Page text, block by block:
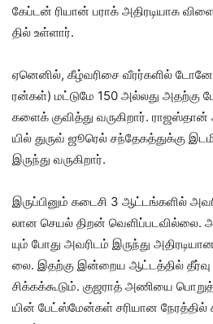
கேப்​டன் ரியான் பராக் அதிரடி​யாக
தில் உள்​ளார்.
ஏனெனில், கீழ்​வரிசை வீரர்​களில்
ரன்கள்) மட்​டுமே 150 அல்​லது அதற்கு
களைக் குவித்து வரு​கிறார்.
யில் துருவ் ஜூரெல் சந்​தேகத்​துக்கு
இருந்து வரு​கிறார்.
இருப்​பினும் கடைசி 3 ஆட்​டங்​களில்
லான செயல் திறன் வெளிப்​பட​வில்​லை.
யும் போது அவரிடம் இருந்து
லை. இதற்கு இன்​றைய ஆட்​டத்​தில் தீர்வு
சிக்​கக்​கூடும். குஜ​ராத் அணியை
யின் பேட்​ஸ்​மேன்​கள் சரி​யான நேரத்​தில்